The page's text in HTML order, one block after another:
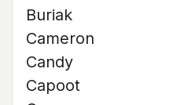
Buriak
Cameron
Candy
Capoot